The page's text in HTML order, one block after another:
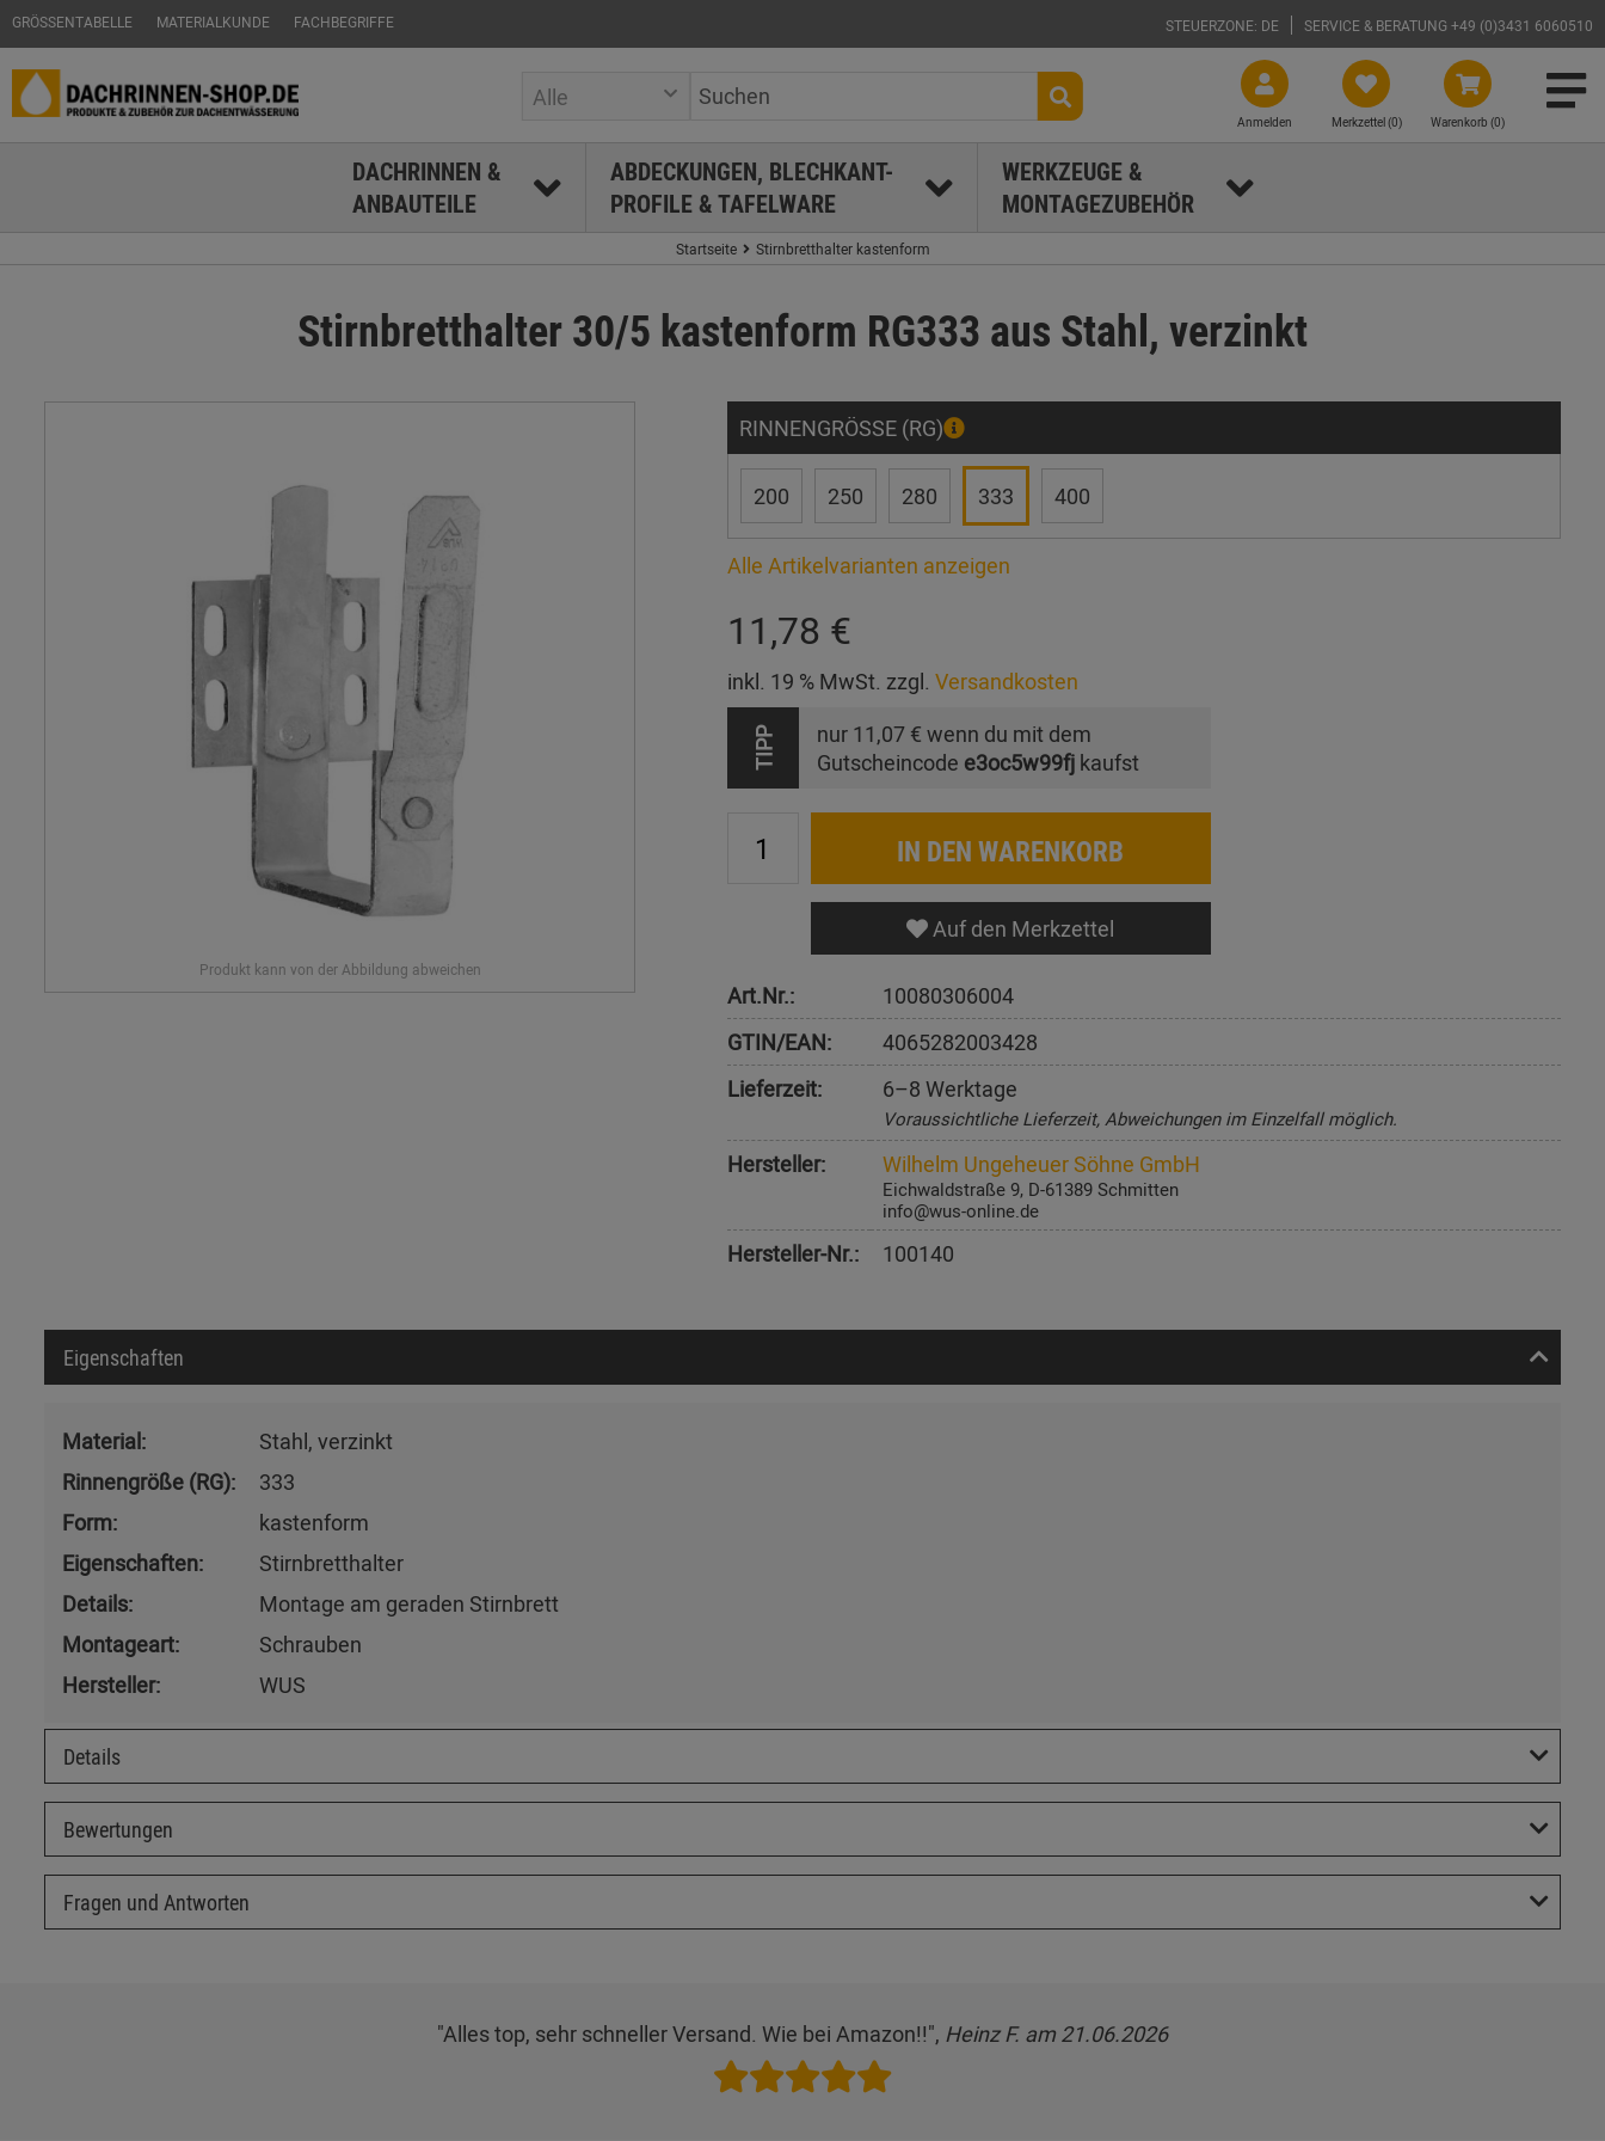
GRÖSSENTABELLE MATERIALKUNDE FACHBEGRIFFE STEUERZONE: DE SERVICE & BERATUNG +49 (0)3431 6060510
Warenkorb (0)
Merkzettel (0)
Anmelden
Alle
DACHRINNEN &
ANBAUTEILE
ABDECKUNGEN, BLECHKANT-
PROFILE & TAFELWARE
WERKZEUGE &
MONTAGEZUBEHÖR
Startseite Stirnbretthalter kastenform
Stirnbretthalter 30/5 kastenform RG333 aus Stahl, verzinkt
RINNENGRÖSSE (RG)
200 250 280 333 400
Alle Artikelvarianten anzeigen
11,78 €
inkl. 19 % MwSt. zzgl. Versandkosten
TIPP nur 11,07 € wenn du mit dem
Gutscheincode e3oc5w99fjkaufst
IN DEN WARENKORB
Auf den Merkzettel
Art.Nr.:
10080306004
GTIN/EAN:
4065282003428
Lieferzeit:
6–8 Werktage
Voraussichtliche Lieferzeit, Abweichungen im Einzelfall möglich.
Hersteller: Wilhelm Ungeheuer Söhne GmbH
Eichwaldstraße 9, D-61389 Schmitten
info@wus-online.de
Hersteller-Nr.: 100140
Eigenschaften
Material:
Stahl, verzinkt
Rinnengröße (RG):
333
Form:
kastenform
Eigenschaften:
Stirnbretthalter
Details:
Montage am geraden Stirnbrett
Montageart:
Schrauben
Hersteller:
WUS
Details
Bewertungen
Fragen und Antworten
"Alles top, sehr schneller Versand. Wie bei Amazon!!", Heinz F. am 21.06.2026